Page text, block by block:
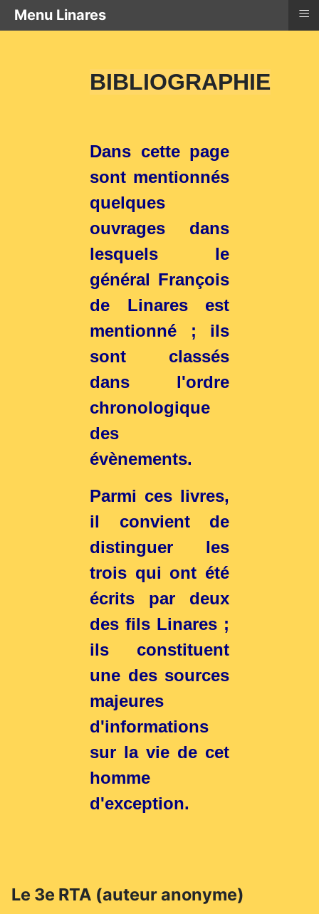
Menu Linares ≡
BIBLIOGRAPHIE
Dans cette page
sont mentionnés
quelques
ouvrages dans
lesquels le
général François
de Linares est
mentionné ; ils
sont classés
dans l'ordre
chronologique
des
évènements.
Parmi ces livres,
il convient de
distinguer les
trois qui ont été
écrits par deux
des fils Linares ;
ils constituent
une des sources
majeures
d'informations
sur la vie de cet
homme
d'exception.
Le 3e RTA (auteur anonyme)